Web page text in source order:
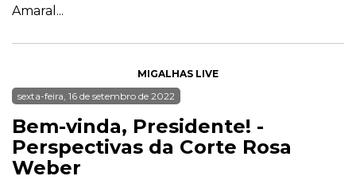
Amaral...
MIGALHAS LIVE
sexta-feira, 16 de setembro de 2022
Bem-vinda, Presidente! -
Perspectivas da Corte Rosa
Weber